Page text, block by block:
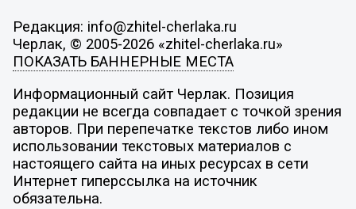
Редакция: info@zhitel-cherlaka.ru
Черлак, © 2005-2026 «zhitel-cherlaka.ru»
ПОКАЗАТЬ БАННЕРНЫЕ МЕСТА
Информационный сайт Черлак. Позиция
редакции не всегда совпадает с точкой зрения
авторов. При перепечатке текстов либо ином
использовании текстовых материалов с
настоящего сайта на иных ресурсах в сети
Интернет гиперссылка на источник
обязательна.